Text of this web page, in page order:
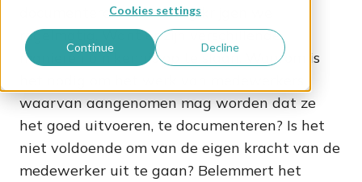
Cookies settings
Continue Decline
documenteren? Die vraag krijgen we
regelmatig. Want er zijn verschillende
manieren om kennis op te slaan. Waarom is
waarvan aangenomen mag worden dat ze
het goed uitvoeren, te documenteren? Is het
niet voldoende om van de eigen kracht van de
medewerker uit te gaan? Belemmert het